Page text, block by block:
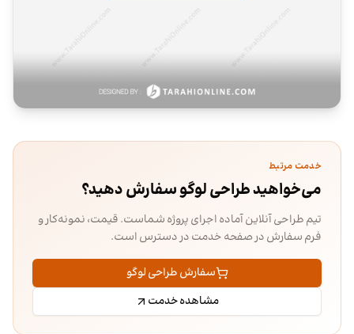
خدمت مرتبط
می‌خواهید طراحی لوگو سفارش دهید؟
تیم طراحی آنلاین آماده اجرای پروژه شماست. قیمت، نمونه‌کار و
فرم سفارش در صفحه خدمت در دسترس است.
سفارش طراحی لوگو
مشاهده خدمت